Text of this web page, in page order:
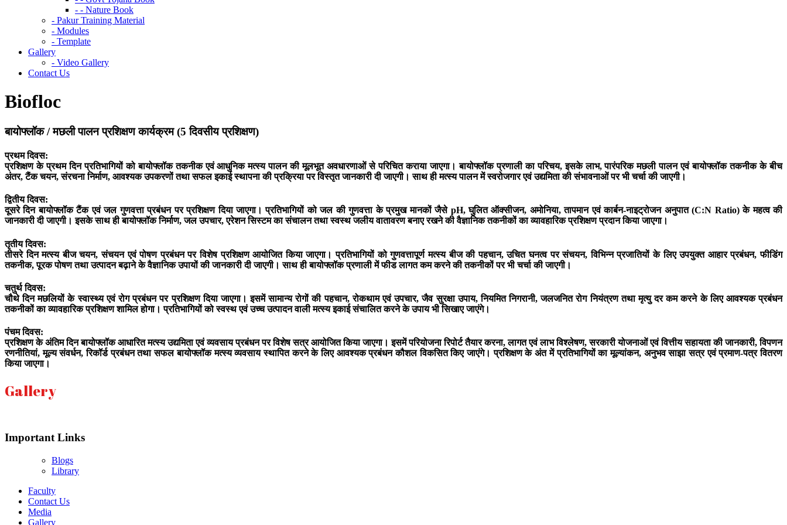
- - Nature Book
- Pakur Training Material
- Modules
- Template
Gallery
- Video Gallery
Contact Us
Biofloc
बायोफ्लॉक / मछली पालन प्रशिक्षण कार्यक्रम (5 दिवसीय प्रशिक्षण)
प्रथम दिवस:
प्रशिक्षण के प्रथम दिन प्रतिभागियों को बायोफ्लॉक तकनीक एवं आधुनिक मत्स्य पालन की मूलभूत अवधारणाओं से परिचित कराया जाएगा। बायोफ्लॉक प्रणाली का परिचय, इसके लाभ, पारंपरिक मछली पालन एवं बायोफ्लॉक तकनीक के बीच
अंतर, टैंक चयन, संरचना निर्माण, आवश्यक उपकरणों तथा सफल इकाई स्थापना की प्रक्रिया पर विस्तृत जानकारी दी जाएगी। साथ ही मत्स्य पालन में स्वरोजगार एवं उद्यमिता की संभावनाओं पर भी चर्चा की जाएगी।
द्वितीय दिवस:
दूसरे दिन बायोफ्लॉक टैंक एवं जल गुणवत्ता प्रबंधन पर प्रशिक्षण दिया जाएगा। प्रतिभागियों को जल की गुणवत्ता के प्रमुख मानकों जैसे pH, घुलित ऑक्सीजन, अमोनिया, तापमान एवं कार्बन-नाइट्रोजन अनुपात (C:N Ratio) के महत्व की
जानकारी दी जाएगी। इसके साथ ही बायोफ्लॉक निर्माण, जल उपचार, एरेशन सिस्टम का संचालन तथा स्वस्थ जलीय वातावरण बनाए रखने की वैज्ञानिक तकनीकों का व्यावहारिक प्रशिक्षण प्रदान किया जाएगा।
तृतीय दिवस:
तीसरे दिन मत्स्य बीज चयन, संचयन एवं पोषण प्रबंधन पर विशेष प्रशिक्षण आयोजित किया जाएगा। प्रतिभागियों को गुणवत्तापूर्ण मत्स्य बीज की पहचान, उचित घनत्व पर संचयन, विभिन्न प्रजातियों के लिए उपयुक्त आहार प्रबंधन, फीडिंग
तकनीक, पूरक पोषण तथा उत्पादन बढ़ाने के वैज्ञानिक उपायों की जानकारी दी जाएगी। साथ ही बायोफ्लॉक प्रणाली में फीड लागत कम करने की तकनीकों पर भी चर्चा की जाएगी।
चतुर्थ दिवस:
चौथे दिन मछलियों के स्वास्थ्य एवं रोग प्रबंधन पर प्रशिक्षण दिया जाएगा। इसमें सामान्य रोगों की पहचान, रोकथाम एवं उपचार, जैव सुरक्षा उपाय, नियमित निगरानी, जलजनित रोग नियंत्रण तथा मृत्यु दर कम करने के लिए आवश्यक प्रबंधन
तकनीकों का व्यावहारिक प्रशिक्षण शामिल होगा। प्रतिभागियों को स्वस्थ एवं उच्च उत्पादन वाली मत्स्य इकाई संचालित करने के उपाय भी सिखाए जाएंगे।
पंचम दिवस:
प्रशिक्षण के अंतिम दिन बायोफ्लॉक आधारित मत्स्य उद्यमिता एवं व्यवसाय प्रबंधन पर विशेष सत्र आयोजित किया जाएगा। इसमें परियोजना रिपोर्ट तैयार करना, लागत एवं लाभ विश्लेषण, सरकारी योजनाओं एवं वित्तीय सहायता की जानकारी, विपणन
रणनीतियां, मूल्य संवर्धन, रिकॉर्ड प्रबंधन तथा सफल बायोफ्लॉक मत्स्य व्यवसाय स्थापित करने के लिए आवश्यक प्रबंधन कौशल विकसित किए जाएंगे। प्रशिक्षण के अंत में प्रतिभागियों का मूल्यांकन, अनुभव साझा सत्र एवं प्रमाण-पत्र वितरण
किया जाएगा।
Gallery
Important Links
Blogs
Library
Faculty
Contact Us
Media
Gallery